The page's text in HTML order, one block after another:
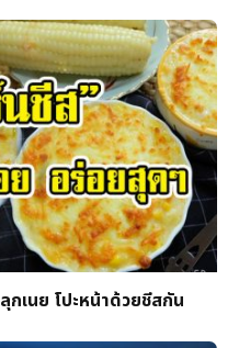
กเนย โปะหน้าด้วยชีสกัน